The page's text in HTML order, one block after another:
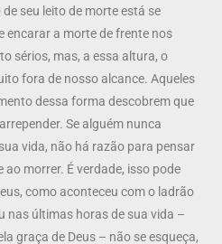
seu leito de morte está se
encarar a morte de frente nos
sérios, mas, a essa altura, o
fora de nosso alcance. Aqueles
dessa forma descobrem que
Se alguém nunca
vida, não há razão para pensar
morrer. É verdade, isso pode
como aconteceu com o ladrão
nas últimas horas de sua vida –
graça de Deus – não se esqueça,